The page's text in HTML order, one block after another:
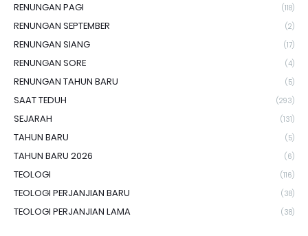
RENUNGAN PAGI (118)
RENUNGAN SEPTEMBER (2)
RENUNGAN SIANG (17)
RENUNGAN SORE (4)
RENUNGAN TAHUN BARU (5)
SAAT TEDUH (293)
SEJARAH (131)
TAHUN BARU (5)
TAHUN BARU 2026 (6)
TEOLOGI (116)
TEOLOGI PERJANJIAN BARU (38)
TEOLOGI PERJANJIAN LAMA (38)